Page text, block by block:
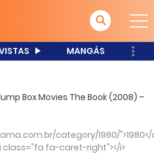
MANGÁS
Box Movies The Book (2008) –
category/1980/">1980</
class="fa fa-caret-right"></i>